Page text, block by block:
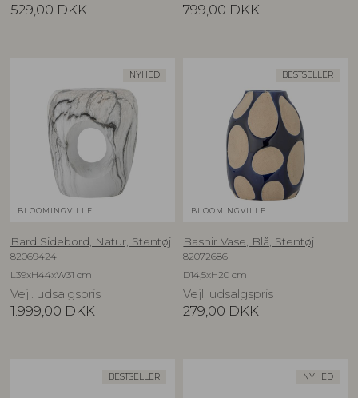
529,00 DKK 799,00 DKK
NYHED
BLOOMINGVILLE
Bard Sidebord, Natur, Stentøj
82069424
L39xH44xW31 cm
Vejl. udsalgspris
1.999,00 DKK
BESTSELLER
BLOOMINGVILLE
Bashir Vase, Blå, Stentøj
82072686
D14,5xH20 cm
Vejl. udsalgspris
279,00 DKK
BESTSELLER NYHED